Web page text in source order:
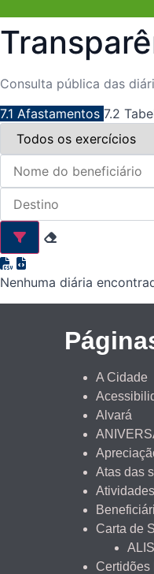
Consulta pública das
7.1 Afastamentos 7.2
Nenhuma diária
A Cidade
Alvará
Atas das
Carta de
Certidões